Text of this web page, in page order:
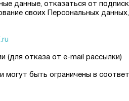
данные, отказаться от
своих Персональных
(для отказа от e-mail рассылки)
могут быть ограничены в